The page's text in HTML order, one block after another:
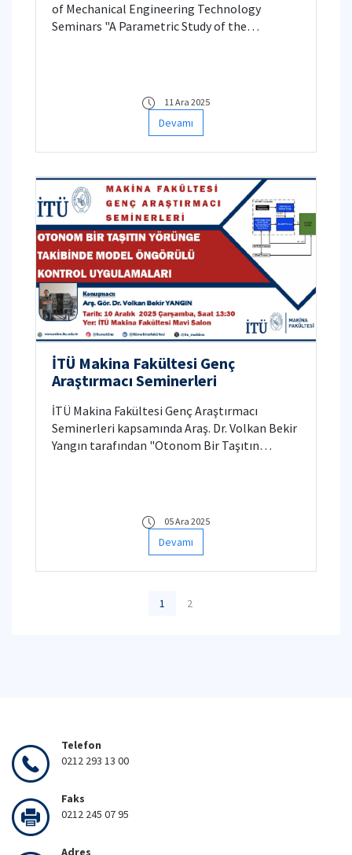
of Mechanical Engineering Technology
Seminars "A Parametric Study of the
Mitra in ITU Faculty of Mechanical
Engineering, Mavi Salon
11 Ara 2025
Devamı
İTÜ Makina Fakültesi Genç
Araştırmacı Seminerleri
İTÜ Makina Fakültesi Genç Araştırmacı
Seminerleri kapsamında Araş. Dr. Volkan Bekir
Yangın tarafından "Otonom Bir Taşıtın
05 Ara 2025
Devamı
1 2
Telefon
0212 293 13 00
Faks
0212 245 07 95
Adres